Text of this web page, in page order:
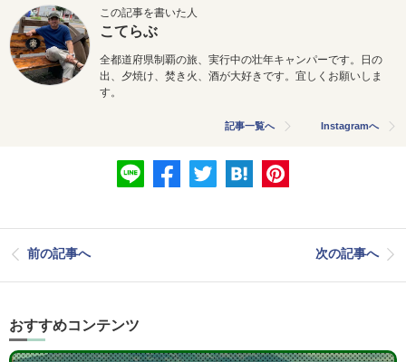
この記事を書いた人
こてらぶ
全都道府県制覇の旅、実行中の壮年キャンパーです。日の
出、夕焼け、焚き火、酒が大好きです。宜しくお願いしま
す。
記事一覧へ Instagramへ
前の記事へ 次の記事へ
おすすめコンテンツ